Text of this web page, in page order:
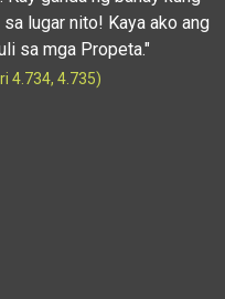
lugar nito! Kaya ako ang
sa mga Propeta."
4.734, 4.735)